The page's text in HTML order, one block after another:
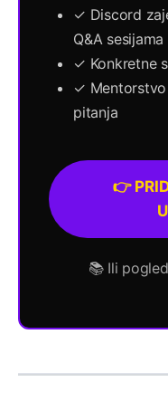
✓ Discord
Q&A sesijama
✓ Konkretne
✓
pitanja
👉
📚 Ili